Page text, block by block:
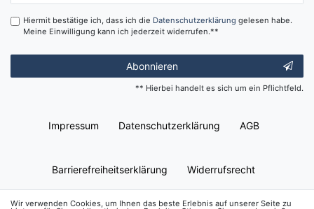
Hiermit bestätige ich, dass ich die Daten­schutz­erklärung gelesen habe.
Meine Einwilligung kann ich jederzeit widerrufen.**
Abonnieren
** Hierbei handelt es sich um ein Pflichtfeld.
Impressum Daten­schutz­erklärung AGB
Barrierefreiheitserklärung Widerrufs­recht
Wir verwenden Cookies, um Ihnen das beste Erlebnis auf unserer Seite zu